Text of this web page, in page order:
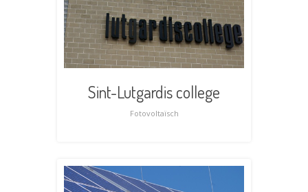
Sint-Lutgardis college
Fotovoltaïsch